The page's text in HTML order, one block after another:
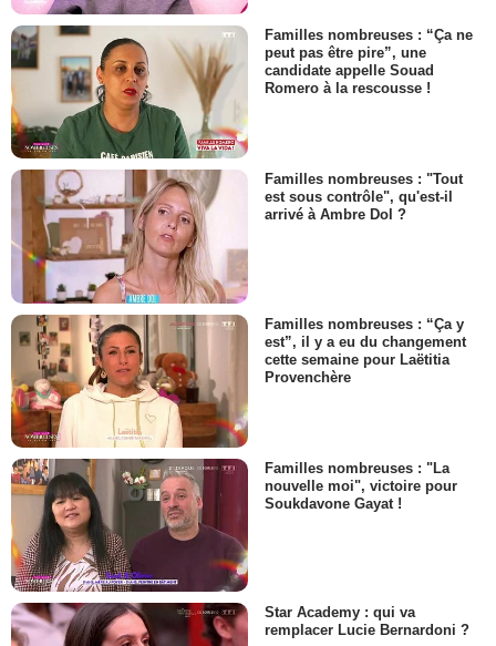
Familles nombreuses : “Ça ne
peut pas être pire”, une
candidate appelle Souad
Romero à la rescousse !
Familles nombreuses : "Tout
est sous contrôle", qu'est-il
arrivé à Ambre Dol ?
Familles nombreuses : “Ça y
est”, il y a eu du changement
cette semaine pour Laëtitia
Provenchère
Familles nombreuses : "La
nouvelle moi", victoire pour
Soukdavone Gayat !
Star Academy : qui va
remplacer Lucie Bernardoni ?